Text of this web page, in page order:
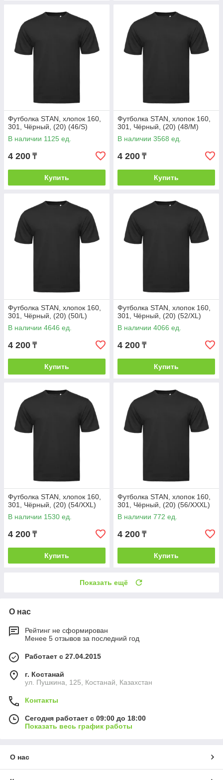
Футболка STAN, хлопок 160,
301, Чёрный, (20) (46/S)
В наличии 1125 ед.
4 200 ₸
Купить
Футболка STAN, хлопок 160,
301, Чёрный, (20) (48/M)
В наличии 3568 ед.
4 200 ₸
Купить
Футболка STAN, хлопок 160,
301, Чёрный, (20) (50/L)
В наличии 4646 ед.
4 200 ₸
Купить
Футболка STAN, хлопок 160,
301, Чёрный, (20) (52/XL)
В наличии 4066 ед.
4 200 ₸
Купить
Футболка STAN, хлопок 160,
301, Чёрный, (20) (54/XXL)
В наличии 1530 ед.
4 200 ₸
Купить
Футболка STAN, хлопок 160,
301, Чёрный, (20) (56/XXXL)
В наличии 772 ед.
4 200 ₸
Купить
Показать ещё
О нас
Рейтинг не сформирован
Менее 5 отзывов за последний год
Работает с 27.04.2015
г. Костанай
ул. Пушкина, 125, Костанай, Казахстан
Контакты
Сегодня работает с 09:00 до 18:00
Показать весь график работы
О нас